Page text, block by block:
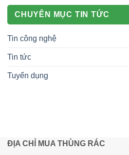
CHUYÊN MỤC TIN TỨC
Tin công nghệ
Tin tức
Tuyển dụng
ĐỊA CHỈ MUA THÙNG RÁC